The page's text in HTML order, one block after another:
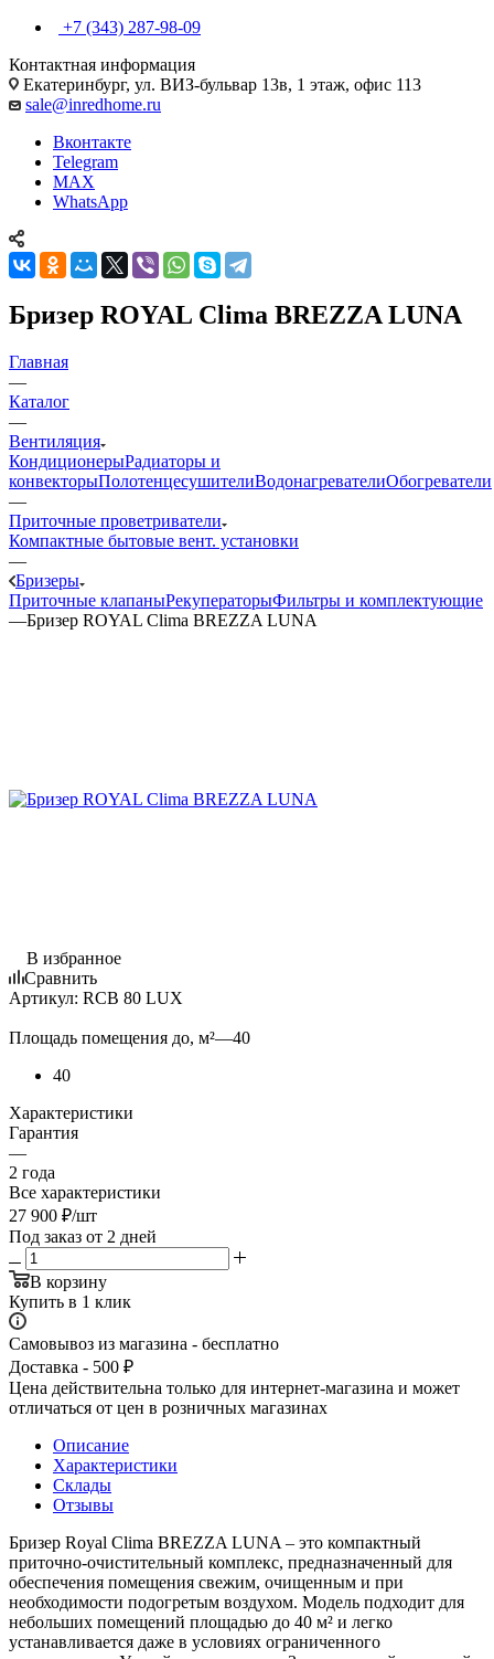
+7 (343) 287-98-09
Контактная информация
Екатеринбург, ул. ВИЗ-бульвар 13в, 1 этаж, офис 113
sale@inredhome.ru
Вконтакте
Telegram
MAX
WhatsApp
Бризер ROYAL Clima BREZZA LUNA
Главная
—
Каталог
—
Вентиляция
КондиционерыРадиаторы и
конвекторыПолотенцесушителиВодонагревателиОбогреватели
—
Приточные проветриватели
Компактные бытовые вент. установки
—
Бризеры
Приточные клапаныРекуператорыФильтры и комплектующие
—Бризер ROYAL Clima BREZZA LUNA
В избранное
Сравнить
Артикул: RCB 80 LUX
Площадь помещения до, м²—40
40
Характеристики
Гарантия
—
2 года
Все характеристики
27 900 ₽/шт
Под заказ от 2 дней
В корзину
Купить в 1 клик
Самовывоз из магазина - бесплатно
Доставка - 500 ₽
Цена действительна только для интернет-магазина и может
отличаться от цен в розничных магазинах
Описание
Характеристики
Склады
Отзывы
Бризер Royal Clima BREZZA LUNA – это компактный
приточно-очистительный комплекс, предназначенный для
обеспечения помещения свежим, очищенным и при
необходимости подогретым воздухом. Модель подходит для
небольших помещений площадью до 40 м² и легко
устанавливается даже в условиях ограниченного